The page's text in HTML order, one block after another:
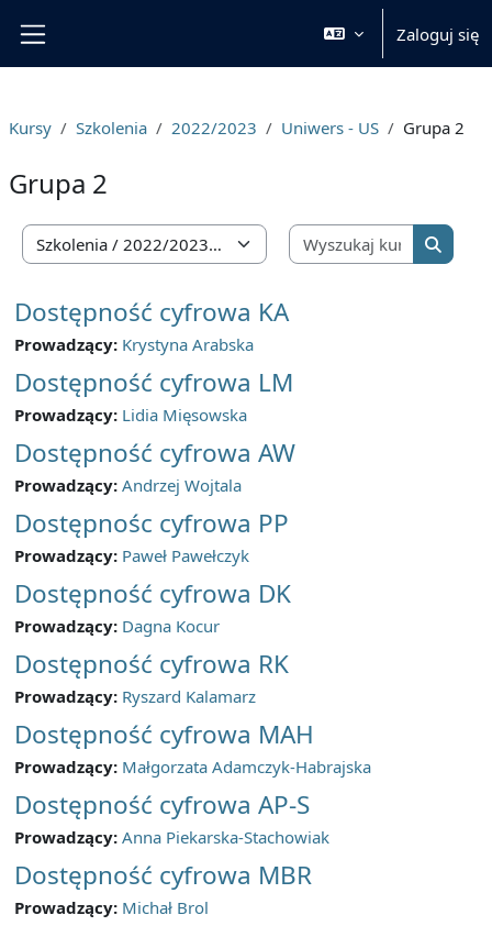
Zaloguj się
Kursy Szkolenia 2022/2023 Uniwers - US Grupa 2
Grupa 2
Kategorie kursów
Dostępność cyfrowa KA
Prowadzący: Krystyna Arabska
Dostępność cyfrowa LM
Prowadzący: Lidia Mięsowska
Dostępność cyfrowa AW
Prowadzący: Andrzej Wojtala
Dostępnośc cyfrowa PP
Prowadzący: Paweł Pawełczyk
Dostępność cyfrowa DK
Prowadzący: Dagna Kocur
Dostępność cyfrowa RK
Prowadzący: Ryszard Kalamarz
Dostępność cyfrowa MAH
Prowadzący: Małgorzata Adamczyk-Habrajska
Dostępność cyfrowa AP-S
Prowadzący: Anna Piekarska-Stachowiak
Dostępność cyfrowa MBR
Prowadzący: Michał Brol